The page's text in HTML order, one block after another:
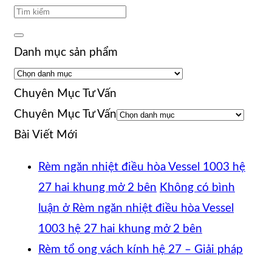
Danh mục sản phẩm
Chuyên Mục Tư Vấn
Chuyên Mục Tư Vấn
Bài Viết Mới
Rèm ngăn nhiệt điều hòa Vessel 1003 hệ
27 hai khung mở 2 bên Không có bình
luận ở Rèm ngăn nhiệt điều hòa Vessel
1003 hệ 27 hai khung mở 2 bên
Rèm tổ ong vách kính hệ 27 – Giải pháp